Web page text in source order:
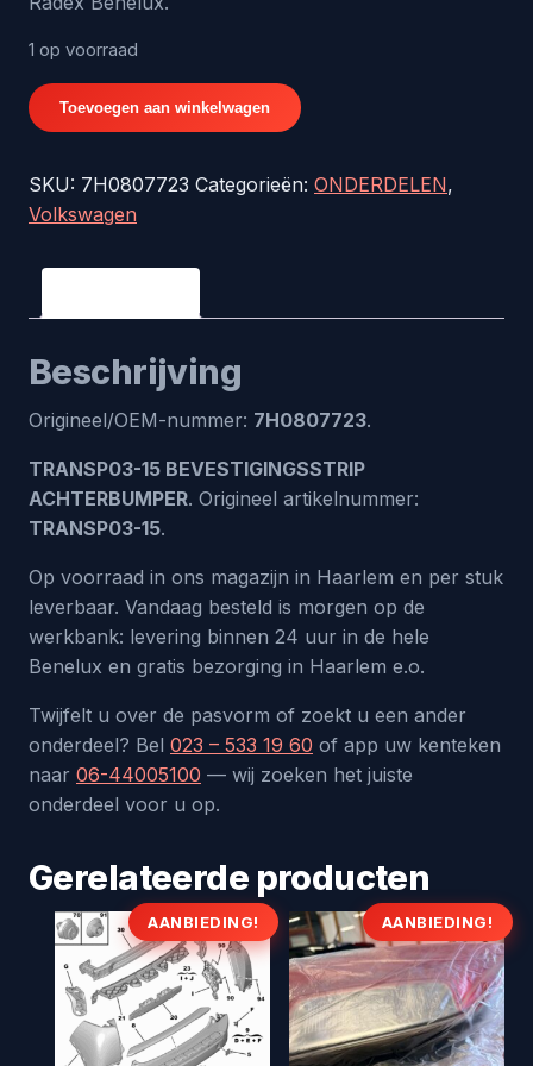
1 op voorraad
TRANSP03-
15
ACHTERBUMPER
-
nr.
Toevoegen aan winkelwagen
SKU: 7H0807723 Categorieën: ONDERDELEN,
Volkswagen
Beschrijving
Origineel/OEM-nummer: 7H0807723.
TRANSP03-15 BEVESTIGINGSSTRIP
ACHTERBUMPER. Origineel artikelnummer:
TRANSP03-15.
Op voorraad in ons magazijn in Haarlem en per stuk
leverbaar. Vandaag besteld is morgen op de
werkbank: levering binnen 24 uur in de hele
Benelux en gratis bezorging in Haarlem e.o.
Twijfelt u over de pasvorm of zoekt u een ander
onderdeel? Bel 023 – 533 19 60 of app uw kenteken
naar 06-44005100 — wij zoeken het juiste
onderdeel voor u op.
Gerelateerde producten
AANBIEDING! AANBIEDING!